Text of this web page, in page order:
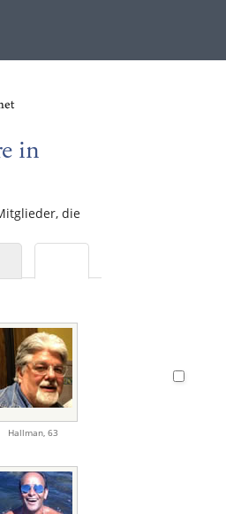
in
die
Hallman, 63